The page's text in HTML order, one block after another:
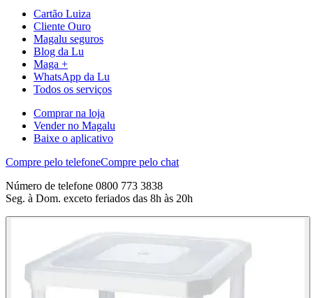
Cartão Luiza
Cliente Ouro
Magalu seguros
Blog da Lu
Maga +
WhatsApp da Lu
Todos os serviços
Comprar na loja
Vender no Magalu
Baixe o aplicativo
Compre pelo telefoneCompre pelo chat
Número de telefone 0800 773 3838
Seg. à Dom. exceto feriados das 8h às 20h